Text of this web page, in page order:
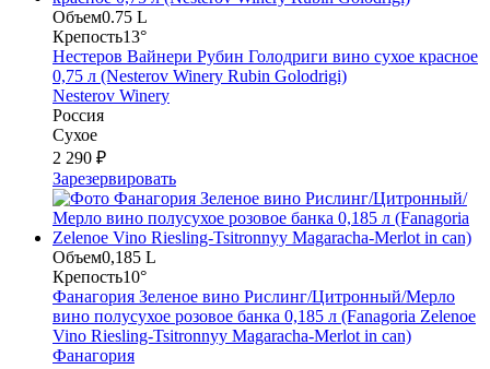
Объем0.75 L
Крепость13°
Нестеров Вайнери Рубин Голодриги вино сухое красное
0,75 л (Nesterov Winery Rubin Golodrigi)
Nesterov Winery
Россия
Сухое
2 290 ₽
Зарезервировать
Объем0,185 L
Крепость10°
Фанагория Зеленое вино Рислинг/Цитронный/Мерло
вино полусухое розовое банка 0,185 л (Fanagoria Zelenoe
Vino Riesling-Tsitronnyy Magaracha-Merlot in can)
Фанагория